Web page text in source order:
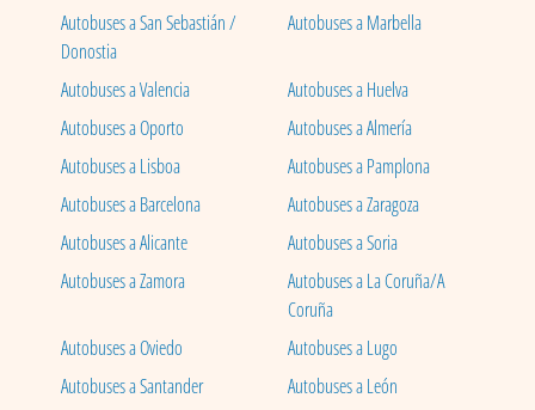
Autobuses a San Sebastián /
Donostia
Autobuses a Marbella
Autobuses a Valencia
Autobuses a Huelva
Autobuses a Oporto
Autobuses a Almería
Autobuses a Lisboa
Autobuses a Pamplona
Autobuses a Barcelona
Autobuses a Zaragoza
Autobuses a Alicante
Autobuses a Soria
Autobuses a Zamora
Autobuses a La Coruña/A
Coruña
Autobuses a Oviedo
Autobuses a Lugo
Autobuses a Santander
Autobuses a León